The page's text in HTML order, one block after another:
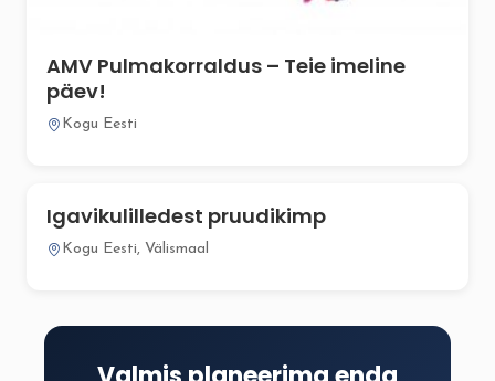
AMV Pulmakorraldus – Teie imeline
päev!
Kogu Eesti
Igavikulilledest pruudikimp
Kogu Eesti, Välismaal